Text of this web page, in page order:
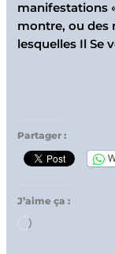
manifestations
montre, ou des
lesquelles Il Se
Partager :
J’aime ça :
Chargement…